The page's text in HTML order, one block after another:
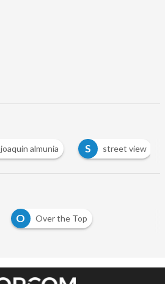
joaquin almunia S street view
O Over the Top